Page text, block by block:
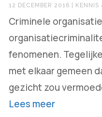
12 DECEMBER 2016 KENNIS
Criminele
fenomenen.
met elkaar gemeen
gezicht zou
Lees meer